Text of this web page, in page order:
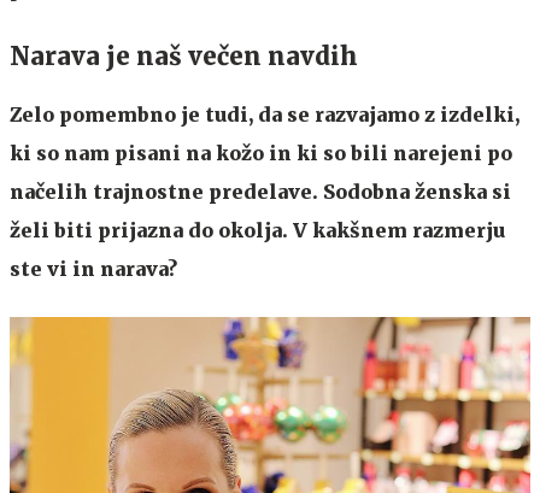
Narava je naš večen navdih
Zelo pomembno je tudi, da se razvajamo z izdelki,
ki so nam pisani na kožo in ki so bili narejeni po
načelih trajnostne predelave. Sodobna ženska si
želi biti prijazna do okolja. V kakšnem razmerju
ste vi in narava?